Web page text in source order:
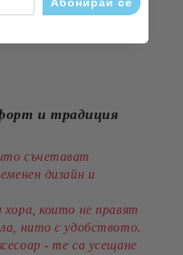
на лятото си повече
и традиция
съчетават
дизайн и
хора, които не правят
нито с удобството.
- те са усещане